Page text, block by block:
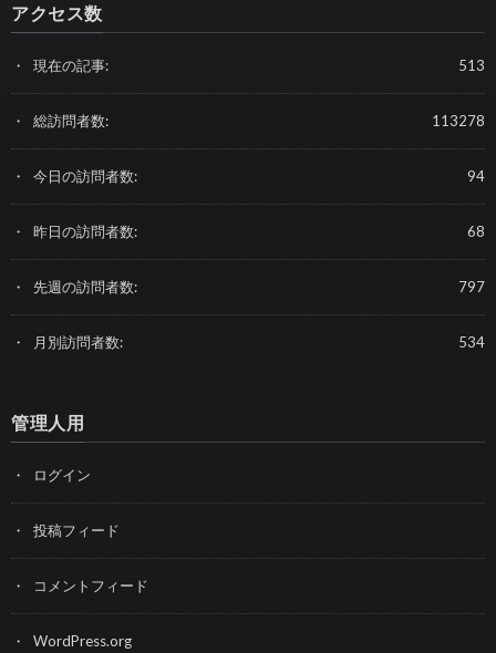
アクセス数
513
現在の記事:
113278
総訪問者数:
94
今日の訪問者数:
68
昨日の訪問者数:
797
先週の訪問者数:
534
月別訪問者数:
管理人用
ログイン
投稿フィード
コメントフィード
WordPress.org